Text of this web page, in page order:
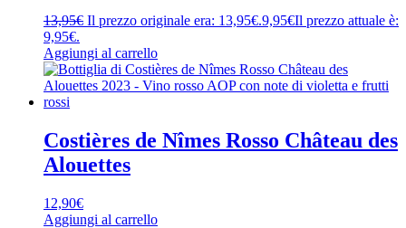
13,95€ Il prezzo originale era: 13,95€.9,95€Il prezzo attuale è:
9,95€.
Aggiungi al carrello
Costières de Nîmes Rosso Château des
Alouettes
12,90€
Aggiungi al carrello